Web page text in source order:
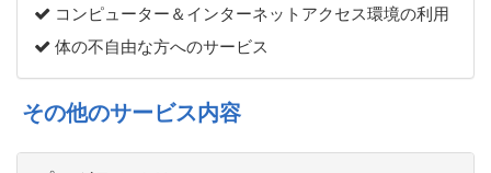
コンピューター＆インターネットアクセス環境の利用
体の不自由な方へのサービス
その他のサービス内容